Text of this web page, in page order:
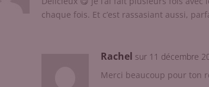
chaque fois. Et c’est rassasiant aussi,
Rachel sur 11 décembre
Merci beaucoup pour ton